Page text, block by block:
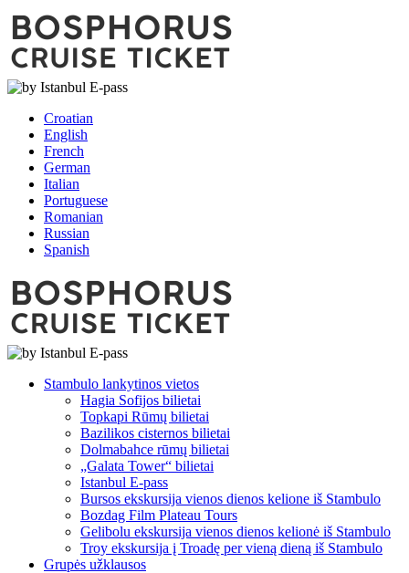
Croatian
English
French
German
Italian
Portuguese
Romanian
Russian
Spanish
Stambulo lankytinos vietos
Hagia Sofijos bilietai
Topkapi Rūmų bilietai
Bazilikos cisternos bilietai
Dolmabahce rūmų bilietai
„Galata Tower“ bilietai
Istanbul E-pass
Bursos ekskursija vienos dienos kelione iš Stambulo
Bozdag Film Plateau Tours
Gelibolu ekskursija vienos dienos kelionė iš Stambulo
Troy ekskursija į Troadę per vieną dieną iš Stambulo
Grupės užklausos